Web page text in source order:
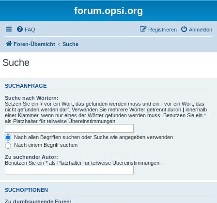
forum.opsi.org
FAQ Anmelden
Registrieren
Foren-Übersicht Suche
Suche
SUCHANFRAGE
Suche nach Wörtern:
Setzen Sie ein + vor ein Wort, das gefunden werden muss und ein - vor ein Wort, das
nicht gefunden werden darf. Verwenden Sie mehrere Wörter getrennt durch | innerhalb
einer Klammer, wenn nur eines der Wörter gefunden werden muss. Benutzen Sie ein *
als Platzhalter für teilweise Übereinstimmungen.
Nach allen Begriffen suchen oder Suche wie angegeben verwenden
Nach einem Begriff suchen
Zu suchender Autor:
Benutzen Sie ein * als Platzhalter für teilweise Übereinstimmungen.
SUCHOPTIONEN
Zu durchsuchende Foren: